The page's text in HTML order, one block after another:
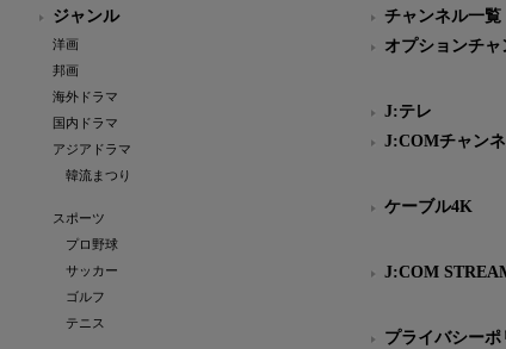
ジャンル
洋画
邦画
海外ドラマ
国内ドラマ
アジアドラマ
韓流まつり
スポーツ
プロ野球
サッカー
ゴルフ
テニス
チャンネル一覧
オプションチャ
J:テレ
J:COMチャン
ケーブル4K
J:COM
プライバシーポ